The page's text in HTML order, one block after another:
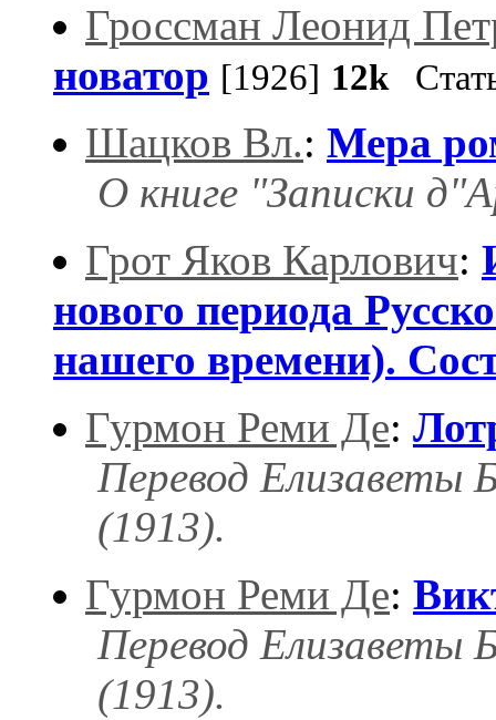
Гроссман Леонид
новатор [1926] 12k
Шацков Вл.: Мера
О книге "Записки
Грот Яков Карлович:
нового периода
нашего времени).
Гурмон Реми Де:
Перевод Елизаветы
(1913).
Гурмон Реми Де:
Перевод Елизаветы
(1913).